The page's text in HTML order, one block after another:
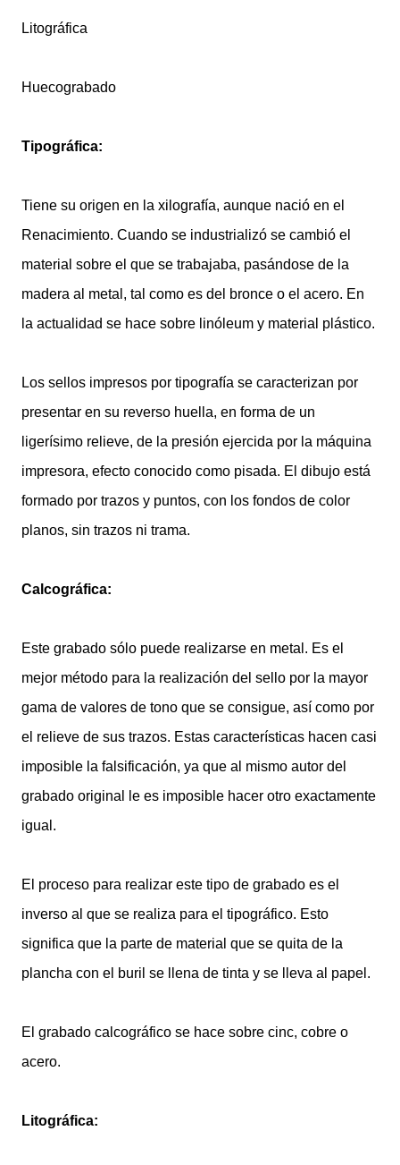
Litográfica
Huecograbado
Tipográfica:
Tiene su origen en la xilografía, aunque nació en el
Renacimiento. Cuando se industrializó se cambió el
material sobre el que se trabajaba, pasándose de la
madera al metal, tal como es del bronce o el acero. En
la actualidad se hace sobre linóleum y material plástico.
Los sellos impresos por tipografía se caracterizan por
presentar en su reverso huella, en forma de un
ligerísimo relieve, de la presión ejercida por la máquina
impresora, efecto conocido como pisada. El dibujo está
formado por trazos y puntos, con los fondos de color
planos, sin trazos ni trama.
Calcográfica:
Este grabado sólo puede realizarse en metal. Es el
mejor método para la realización del sello por la mayor
gama de valores de tono que se consigue, así como por
el relieve de sus trazos. Estas características hacen casi
imposible la falsificación, ya que al mismo autor del
grabado original le es imposible hacer otro exactamente
igual.
El proceso para realizar este tipo de grabado es el
inverso al que se realiza para el tipográfico. Esto
significa que la parte de material que se quita de la
plancha con el buril se llena de tinta y se lleva al papel.
El grabado calcográfico se hace sobre cinc, cobre o
acero.
Litográfica: